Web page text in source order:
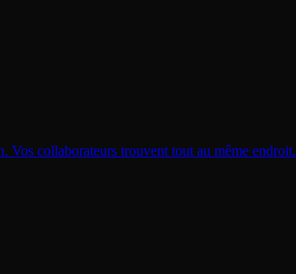
Vos collaborateurs trouvent tout au même endroit.